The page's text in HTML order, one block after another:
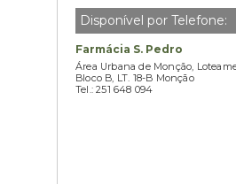
Disponível por Telefone:
Farmácia S. Pedro
Área Urbana de Monção,
Bloco B, LT. 18-B Monção
Tel.: 251 648 094